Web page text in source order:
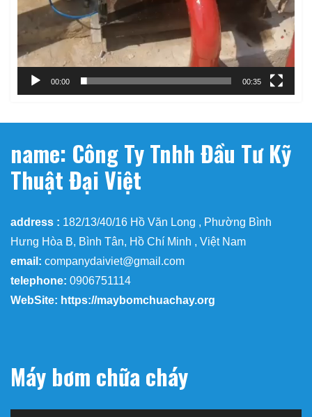
00:00 00:35
name: Công Ty Tnhh Đầu Tư Kỹ
Thuật Đại Việt
address : 182/13/40/16 Hồ Văn Long , Phường Bình
Hưng Hòa B, Bình Tân, Hồ Chí Minh , Việt Nam
email: companydaiviet@gmail.com
telephone: 0906751114
WebSite: https://maybomchuachay.org
Máy bơm chữa cháy